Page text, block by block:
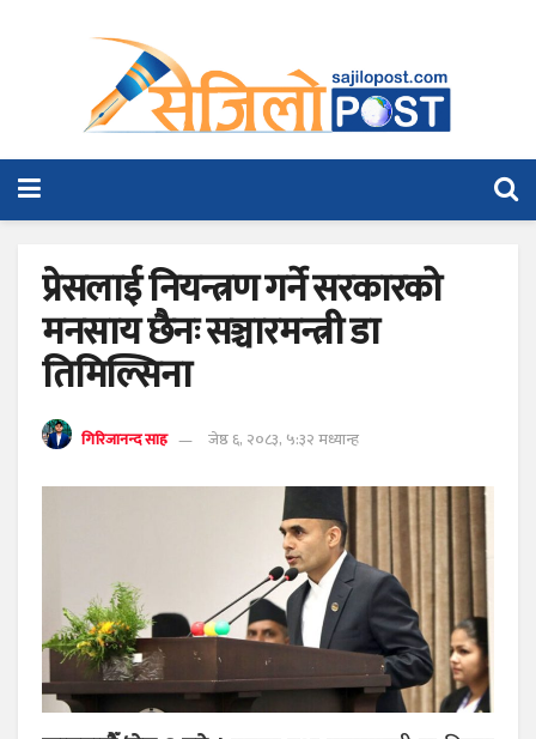
प्रेसलाई नियन्त्रण गर्ने सरकारको
मनसाय छैनः सञ्चारमन्त्री डा
तिमिल्सिना
गिरिजानन्द साह जेष्ठ ६, २०८३, ५:३२ मध्यान्ह